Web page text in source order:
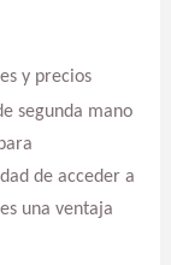
y precios
segunda mano
de acceder a
una ventaja